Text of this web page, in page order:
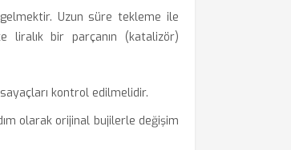
Uzun süre tekleme ile
liralık bir parçanın (katalizör)
kontrol edilmelidir.
olarak orijinal bujilerle değişim